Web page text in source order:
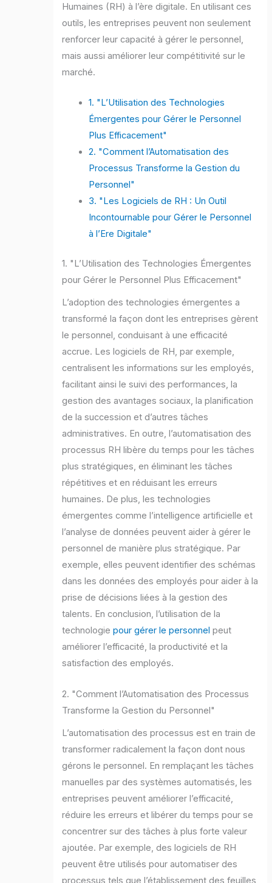
Humaines (RH) à l’ère digitale. En utilisant ces
outils, les entreprises peuvent non seulement
renforcer leur capacité à gérer le personnel,
mais aussi améliorer leur compétitivité sur le
marché.
1. "L’Utilisation des Technologies
Émergentes pour Gérer le Personnel
Plus Efficacement"
2. "Comment l’Automatisation des
Processus Transforme la Gestion du
Personnel"
3. "Les Logiciels de RH : Un Outil
Incontournable pour Gérer le Personnel
à l’Ere Digitale"
1. "L’Utilisation des Technologies Émergentes
pour Gérer le Personnel Plus Efficacement"
L’adoption des technologies émergentes a
transformé la façon dont les entreprises gèrent
le personnel, conduisant à une efficacité
accrue. Les logiciels de RH, par exemple,
centralisent les informations sur les employés,
facilitant ainsi le suivi des performances, la
gestion des avantages sociaux, la planification
de la succession et d’autres tâches
administratives. En outre, l’automatisation des
processus RH libère du temps pour les tâches
plus stratégiques, en éliminant les tâches
répétitives et en réduisant les erreurs
humaines. De plus, les technologies
émergentes comme l’intelligence artificielle et
l’analyse de données peuvent aider à gérer le
personnel de manière plus stratégique. Par
exemple, elles peuvent identifier des schémas
dans les données des employés pour aider à la
prise de décisions liées à la gestion des
talents. En conclusion, l’utilisation de la
technologiepour gérer le personnel peut
améliorer l’efficacité, la productivité et la
satisfaction des employés.
2. "Comment l’Automatisation des Processus
Transforme la Gestion du Personnel"
L’automatisation des processus est en train de
transformer radicalement la façon dont nous
gérons le personnel. En remplaçant les tâches
manuelles par des systèmes automatisés, les
entreprises peuvent améliorer l’efficacité,
réduire les erreurs et libérer du temps pour se
concentrer sur des tâches à plus forte valeur
ajoutée. Par exemple, des logiciels de RH
peuvent être utilisés pour automatiser des
processus tels que l’établissement des feuilles